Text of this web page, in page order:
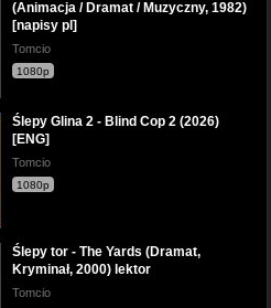
(Animacja / Dramat / Muzyczny, 1982)
[napisy pl]
Tomcio
1080p
Ślepy Glina 2 - Blind Cop 2 (2026)
[ENG]
Tomcio
1080p
Ślepy tor - The Yards (Dramat,
Kryminał, 2000) lektor
Tomcio